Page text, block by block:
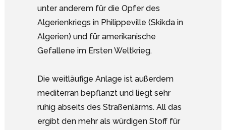
unter anderem für die Opfer des
Algerienkriegs in Philippeville (Skikda in
Algerien) und für amerikanische
Gefallene im Ersten Weltkrieg.
Die weitläufige Anlage ist außerdem
mediterran bepflanzt und liegt sehr
ruhig abseits des Straßenlärms. All das
ergibt den mehr als würdigen Stoff für